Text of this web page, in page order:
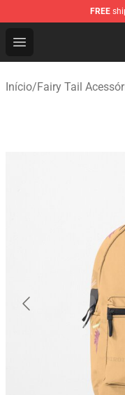
FREE
Open menu
Fairy Tail Store -
Início/Fairy Tail